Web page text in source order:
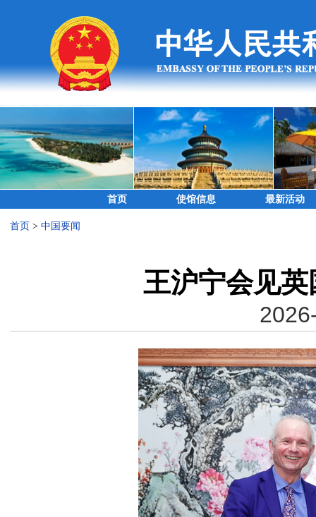
首页 使馆信息 最新活动
首页 > 中国要闻
王沪宁会见